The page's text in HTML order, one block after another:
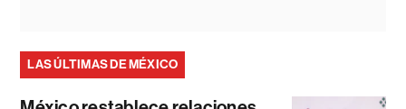
LAS ÚLTIMAS DE MÉXICO